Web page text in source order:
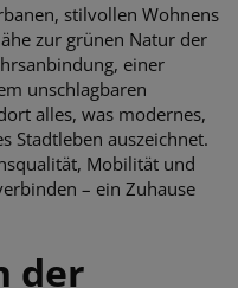
stilvollen Wohnens
zur grünen Natur der
einer
unschlagbaren
alles, was modernes,
Stadtleben auszeichnet.
Mobilität und
– ein Zuhause
der